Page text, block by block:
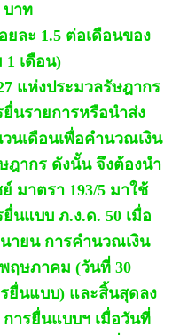
บาท
ยละ 1.5 ต่อเดือนของ
เดือน)
แห่งประมวลรัษฎากร
นรายการหรือนำส่ง
นเดือนเพื่อคำนวณเงิน
ฎากร ดังนั้น จึงต้องนำ
มาตรา 193/5 มาใช้
นแบบ ภ.ง.ด. 50 เมื่อ
ายน การคำนวณเงิน
ฤษภาคม (วันที่ 30
ยื่นแบบ) และสิ้นสุดลง
ารยื่นแบบฯ เมื่อวันที่